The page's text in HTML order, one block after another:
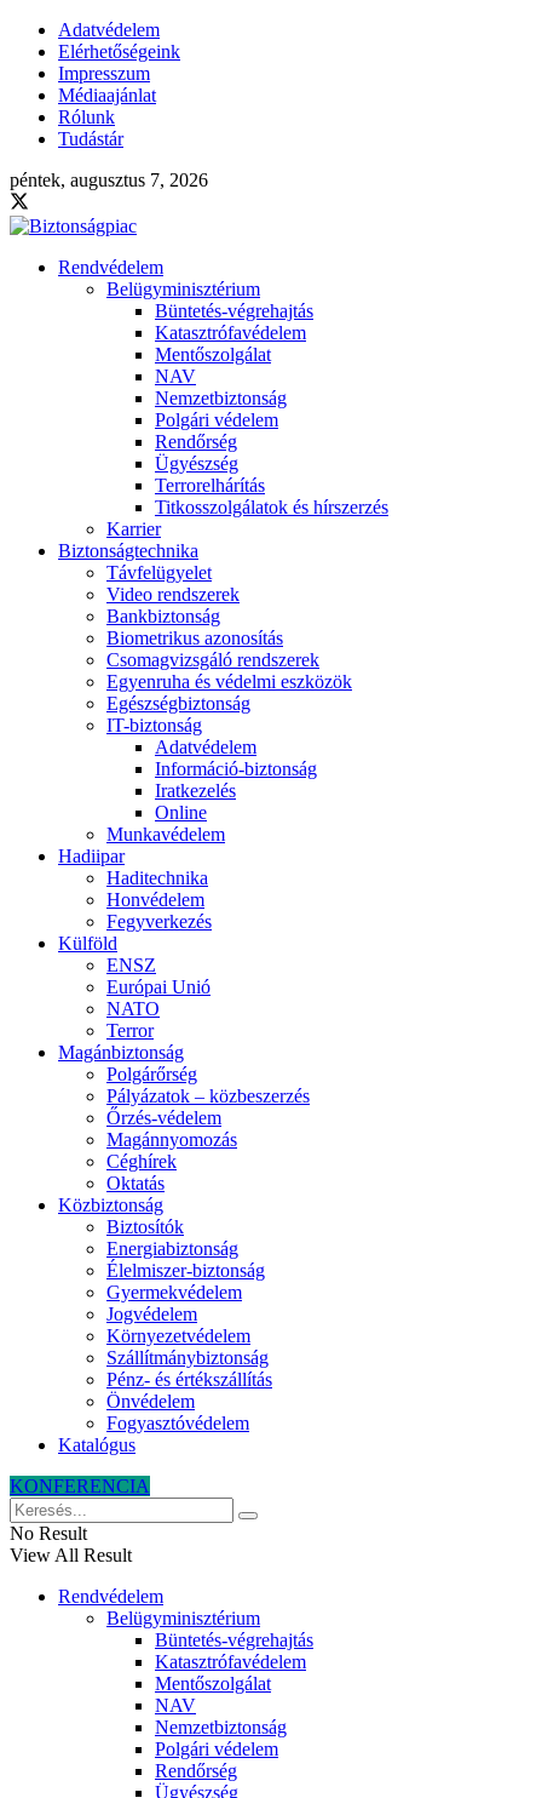
Adatvédelem
Elérhetőségeink
Impresszum
Médiaajánlat
Rólunk
Tudástár
péntek, augusztus 7, 2026
Rendvédelem
Belügyminisztérium
Büntetés-végrehajtás
Katasztrófavédelem
Mentőszolgálat
NAV
Nemzetbiztonság
Polgári védelem
Rendőrség
Ügyészség
Terrorelhárítás
Titkosszolgálatok és hírszerzés
Karrier
Biztonságtechnika
Távfelügyelet
Video rendszerek
Bankbiztonság
Biometrikus azonosítás
Csomagvizsgáló rendszerek
Egyenruha és védelmi eszközök
Egészségbiztonság
IT-biztonság
Adatvédelem
Információ-biztonság
Iratkezelés
Online
Munkavédelem
Hadiipar
Haditechnika
Honvédelem
Fegyverkezés
Külföld
ENSZ
Európai Unió
NATO
Terror
Magánbiztonság
Polgárőrség
Pályázatok – közbeszerzés
Őrzés-védelem
Magánnyomozás
Céghírek
Oktatás
Közbiztonság
Biztosítók
Energiabiztonság
Élelmiszer-biztonság
Gyermekvédelem
Jogvédelem
Környezetvédelem
Szállítmánybiztonság
Pénz- és értékszállítás
Önvédelem
Fogyasztóvédelem
Katalógus
KONFERENCIA
No Result
View All Result
Rendvédelem
Belügyminisztérium
Büntetés-végrehajtás
Katasztrófavédelem
Mentőszolgálat
NAV
Nemzetbiztonság
Polgári védelem
Rendőrség
Ügyészség